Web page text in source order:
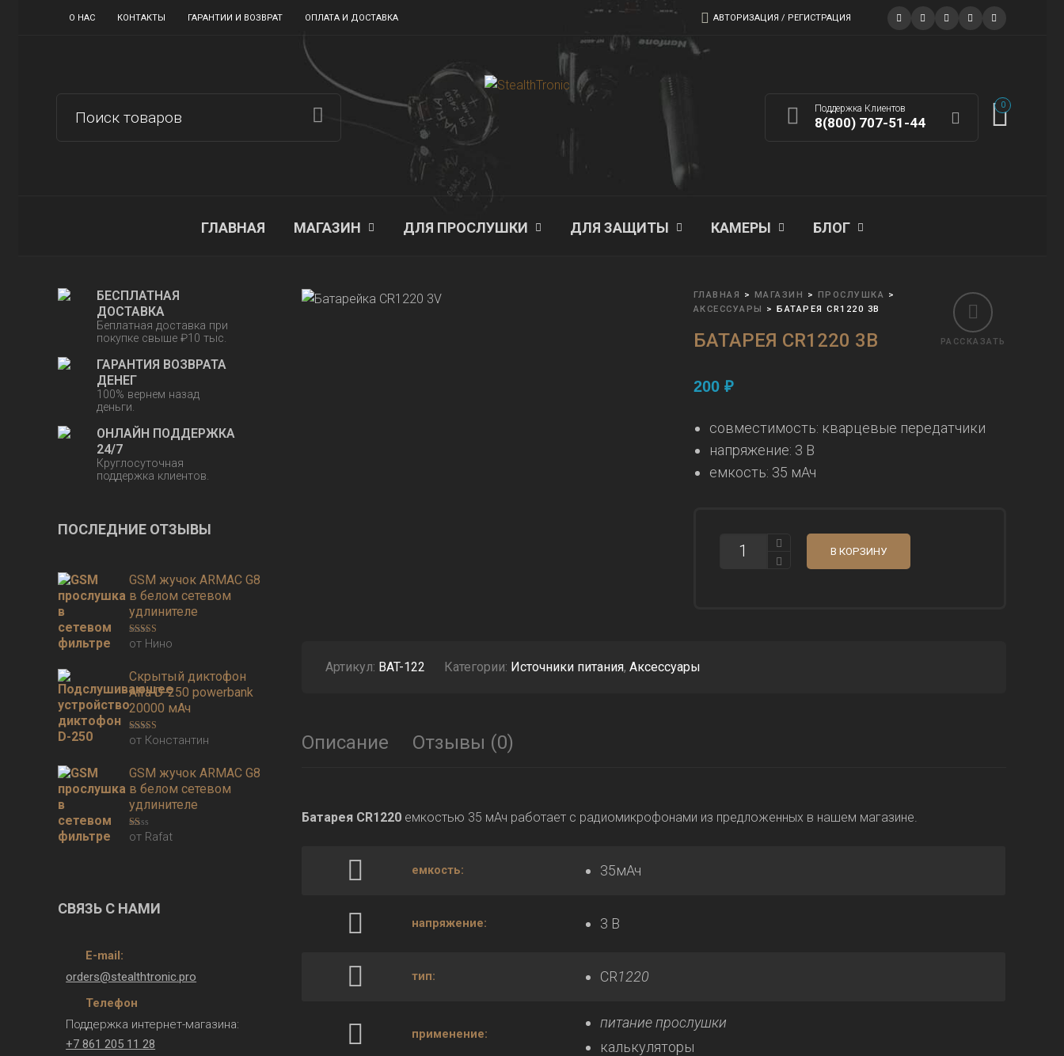
О НАС КОНТАКТЫ ГАРАНТИИ И ВОЗВРАТ ОПЛАТА И ДОСТАВКА АВТОРИЗАЦИЯ / РЕГИСТРАЦИЯ
Поддержка Клиентов
8(800) 707-51-44
0
ГЛАВНАЯ МАГАЗИН ДЛЯ ПРОСЛУШКИ ДЛЯ ЗАЩИТЫ КАМЕРЫ БЛОГ
БЕСПЛАТНАЯ
ДОСТАВКА
Беплатная доставка при
покупке свыше ₽10 тыс.
ГАРАНТИЯ ВОЗВРАТА
ДЕНЕГ
100% вернем назад
деньги.
ОНЛАЙН ПОДДЕРЖКА
24/7
Круглосуточная
поддержка клиентов.
ПОСЛЕДНИЕ ОТЗЫВЫ
GSM жучок ARMAC G8
в белом сетевом
удлинителе
Оценка
3из 5
от Нино
Скрытый диктофон
Alfa D-250 powerbank
20000 мАч
Оценка5из
5
от Константин
GSM жучок ARMAC G8
в белом сетевом
удлинителе
Оценка
1
от Rafat
СВЯЗЬ С НАМИ
E-mail:
orders@stealthtronic.pro
Телефон
Поддержка интернет-магазина:
+7 861 205 11 28
РАССКАЗАТЬ
ГЛАВНАЯ > МАГАЗИН > ПРОСЛУШКА >
АКСЕССУАРЫ
> БАТАРЕЯ CR1220 3В
БАТАРЕЯ CR1220 3В
200 ₽
совместимость: кварцевые передатчики
напряжение: 3 В
емкость: 35 мАч
КОЛИЧЕСТВО
БАТАРЕЯ
В КОРЗИНУ
Артикул: BAT-122 Категории: Источники питания, Аксессуары
Описание Отзывы (0)
Батарея CR1220 емкостью 35 мАч работает с радиомикрофонами из предложенных в нашем магазине.
емкость: 35мАч
напряжение: 3 В
тип: CR1220
применение:
питание прослушки
калькуляторы